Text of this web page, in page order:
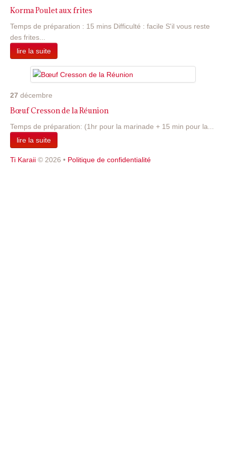
Korma Poulet aux frites
Temps de préparation : 15 mins Difficulté : facile S'il vous reste
des frites...
lire la suite
27 décembre
Bœuf Cresson de la Réunion
Temps de préparation: (1hr pour la marinade + 15 min pour la...
lire la suite
Ti Karaii © 2026 • Politique de confidentialité